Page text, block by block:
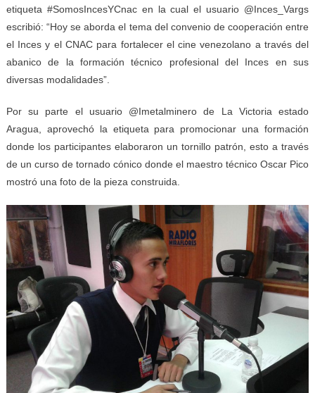
etiqueta #SomosIncesYCnac en la cual el usuario @Inces_Vargs
escribió: “Hoy se aborda el tema del convenio de cooperación entre
el Inces y el CNAC para fortalecer el cine venezolano a través del
abanico de la formación técnico profesional del Inces en sus
diversas modalidades”.
Por su parte el usuario @Imetalminero de La Victoria estado
Aragua, aprovechó la etiqueta para promocionar una formación
donde los participantes elaboraron un tornillo patrón, esto a través
de un curso de tornado cónico donde el maestro técnico Oscar Pico
mostró una foto de la pieza construida.